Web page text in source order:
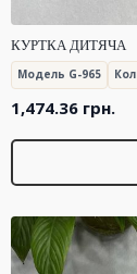
КУРТКА ДИТЯЧА
Модель G-965
1,474.36 грн.